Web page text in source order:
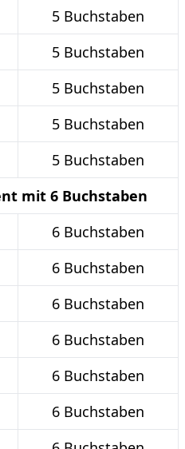
5 Buchstaben
5 Buchstaben
5 Buchstaben
5 Buchstaben
5 Buchstaben
mit 6 Buchstaben
6 Buchstaben
6 Buchstaben
6 Buchstaben
6 Buchstaben
6 Buchstaben
6 Buchstaben